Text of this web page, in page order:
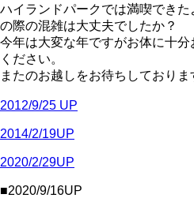
ハイランドパークでは満喫でき
の際の混雑は大丈夫でしたか？
今年は大変な年ですがお体に十
ください。
またのお越しをお待ちしておりま
2012/9/25 UP
2014/2/19UP
2020/2/29UP
■2020/9/16UP